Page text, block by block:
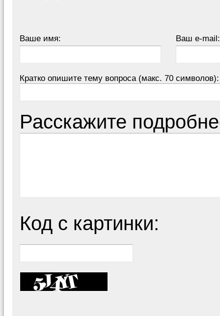
Ваше имя: Ваш e-mail:
Кратко опишите тему вопроса (макс. 70 символов):
Расскажите
Код с картинки: